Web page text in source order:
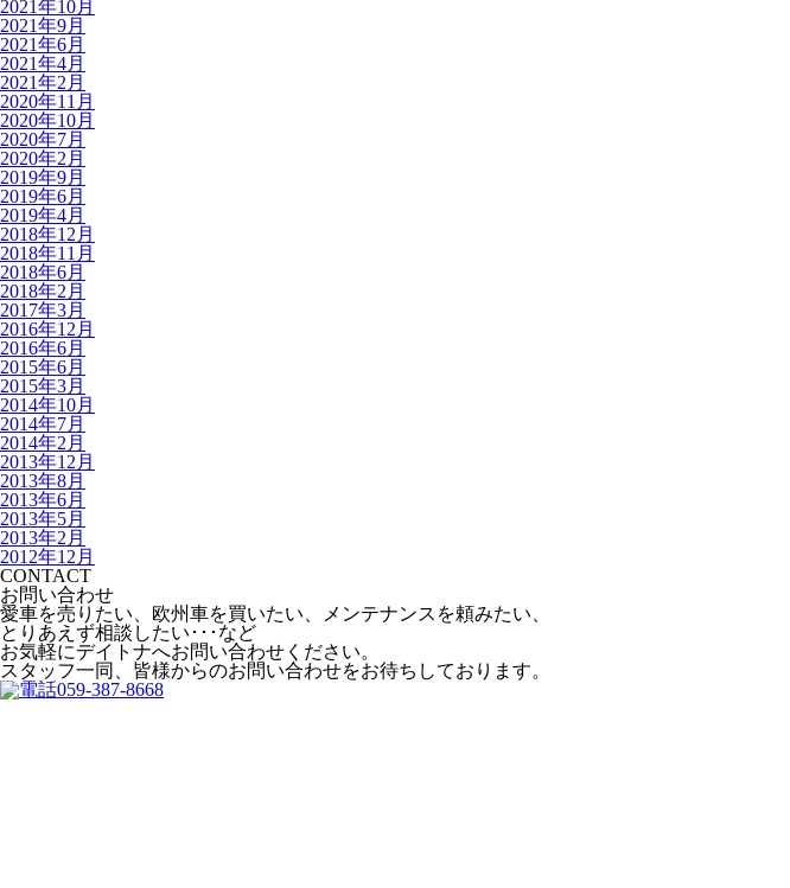
2021年10月
2021年9月
2021年6月
2021年4月
2021年2月
2020年11月
2020年10月
2020年7月
2020年2月
2019年9月
2019年6月
2019年4月
2018年12月
2018年11月
2018年6月
2018年2月
2017年3月
2016年12月
2016年6月
2015年6月
2015年3月
2014年10月
2014年7月
2014年2月
2013年12月
2013年8月
2013年6月
2013年5月
2013年2月
2012年12月
CONTACT
お問い合わせ
愛車を売りたい、欧州車を買いたい、メンテナンスを頼みたい、
とりあえず相談したい･･･など
お気軽にデイトナへお問い合わせください。
スタッフ一同、皆様からのお問い合わせをお待ちしております。
059-387-8668